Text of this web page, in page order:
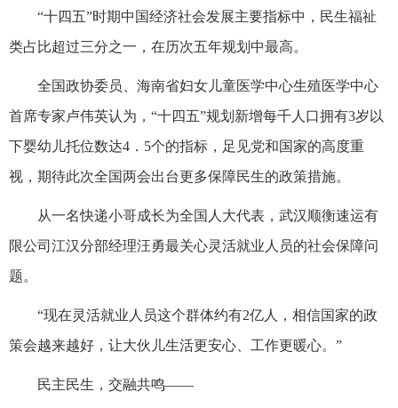
“十四五”时期中国经济社会发展主要指标中，民生福祉
类占比超过三分之一，在历次五年规划中最高。
全国政协委员、海南省妇女儿童医学中心生殖医学中心
首席专家卢伟英认为，“十四五”规划新增每千人口拥有3岁以
下婴幼儿托位数达4．5个的指标，足见党和国家的高度重
视，期待此次全国两会出台更多保障民生的政策措施。
从一名快递小哥成长为全国人大代表，武汉顺衡速运有
限公司江汉分部经理汪勇最关心灵活就业人员的社会保障问
题。
“现在灵活就业人员这个群体约有2亿人，相信国家的政
策会越来越好，让大伙儿生活更安心、工作更暖心。”
民主民生，交融共鸣——